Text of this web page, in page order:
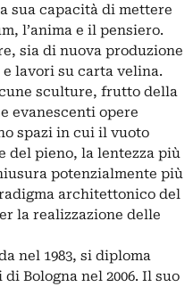
sua capacità di mettere
l’anima e il pensiero.
sia di nuova produzione
lavori su carta velina.
sculture, frutto della
evanescenti opere
spazi in cui il vuoto
del pieno, la lentezza più
potenzialmente più
architettonico del
la realizzazione delle
nel 1983, si diploma
Bologna nel 2006. Il suo